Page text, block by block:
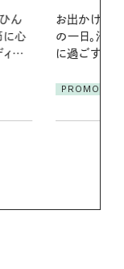
、夏
ん」
暑い夏のナイ
える夜の爽